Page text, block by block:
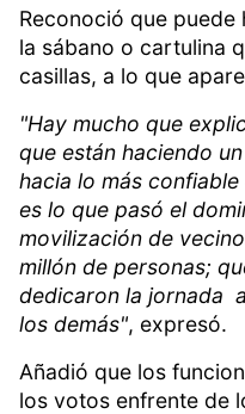
Reconoció que
la sábano o cartulina
casillas, a lo que
"Hay mucho que
que están haciendo
hacia lo más
es lo que pasó el
movilización de
millón de personas;
dedicaron la jornada
los demás", expresó.
Añadió que los
los votos enfrente de